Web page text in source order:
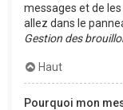
messages et de
allez dans le
Gestion des
Haut
Pourquoi mon